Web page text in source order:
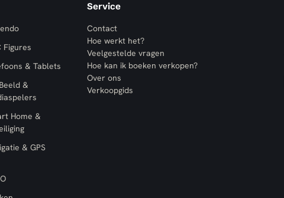
Figures
& Tablets
&
Home &
& GPS
Service
Contact
Hoe werkt het?
Veelgestelde vragen
Hoe kan ik boeken verkopen?
Over ons
Verkoopgids